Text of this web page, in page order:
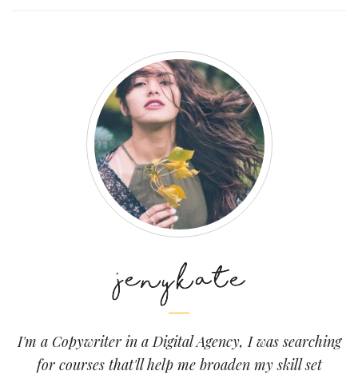
I'm a Copywriter in a Digital Agency, I was searching
for courses that'll help me broaden my skill set